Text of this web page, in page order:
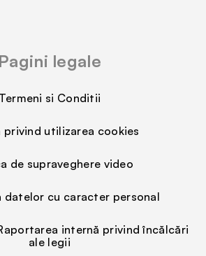
Pagini legale
Termeni si Conditii
privind utilizarea cookies
de supraveghere video
datelor cu caracter personal
internă privind încălcări
ale legii